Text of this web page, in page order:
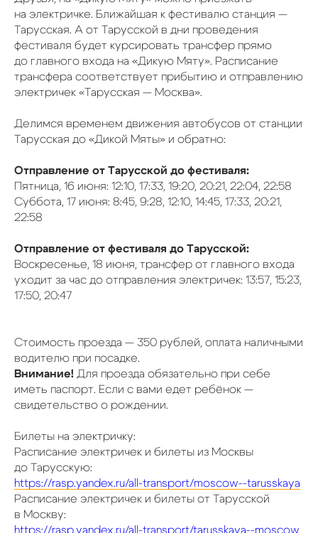
на электричке. Ближайшая к фестивалю станция —
Тарусская. А от Тарусской в дни проведения
фестиваля будет курсировать трансфер прямо
до главного входа на «Дикую Мяту». Расписание
трансфера соответствует прибытию и отправлению
электричек «Тарусская — Москва».
Делимся временем движения автобусов от станции
Тарусская до «Дикой Мяты» и обратно:
Отправление от Тарусской до фестиваля:
Пятница, 16 июня: 12:10, 17:33, 19:20, 20:21, 22:04, 22:58
Суббота, 17 июня: 8:45, 9:28, 12:10, 14:45, 17:33, 20:21,
22:58
Отправление от фестиваля до Тарусской:
Воскресенье, 18 июня, трансфер от главного входа
уходит за час до отправления электричек: 13:57, 15:23,
17:50, 20:47
Стоимость проезда — 350 рублей, оплата наличными
водителю при посадке.
Внимание! Для проезда обязательно при себе
иметь паспорт. Если с вами едет ребёнок —
свидетельство о рождении.
Билеты на электричку:
Расписание электричек и билеты из Москвы
до Тарусскую:
https://rasp.yandex.ru/all-transport/moscow--tarusskaya
Расписание электричек и билеты от Тарусской
в Москву:
https://rasp.yandex.ru/all-transport/tarusskaya--moscow